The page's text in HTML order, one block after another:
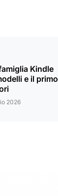
Kindle
e il primo
2026